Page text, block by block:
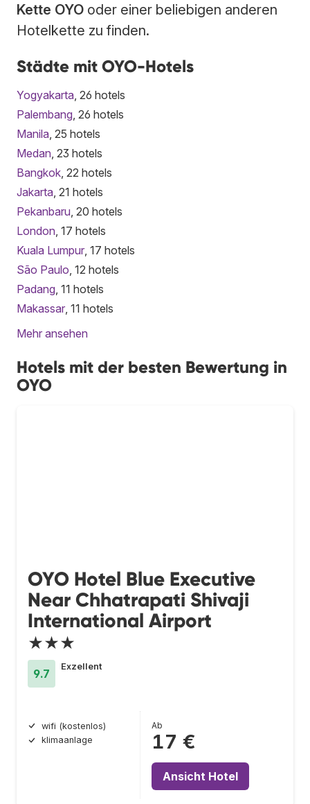
Kette OYO oder einer beliebigen anderen
Hotelkette zu finden.
Städte mit OYO-Hotels
Yogyakarta , 26 hotels
Palembang , 26 hotels
Manila , 25 hotels
Medan , 23 hotels
Bangkok , 22 hotels
Jakarta , 21 hotels
Pekanbaru , 20 hotels
London , 17 hotels
Kuala Lumpur , 17 hotels
São Paulo , 12 hotels
Padang , 11 hotels
Makassar , 11 hotels
Mehr ansehen
Hotels mit der besten Bewertung in
OYO
OYO Hotel Blue Executive
Near Chhatrapati Shivaji
International Airport
★★★
9.7
Exzellent
wifi (kostenlos)
klimaanlage
Ab
17 €
Ansicht Hotel